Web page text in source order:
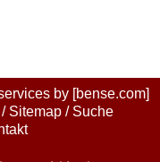
by [bense.com]
/ Sitemap/ Suche